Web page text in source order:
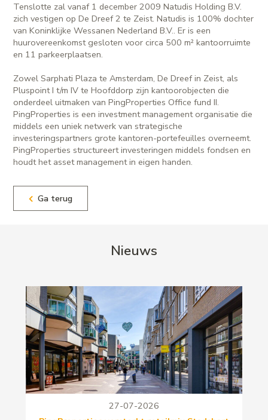
Tenslotte zal vanaf 1 december 2009 Natudis Holding B.V.
zich vestigen op De Dreef 2 te Zeist. Natudis is 100% dochter
van Koninklijke Wessanen Nederland B.V.. Er is een
huurovereenkomst gesloten voor circa 500 m² kantoorruimte
en 11 parkeerplaatsen.
Zowel Sarphati Plaza te Amsterdam, De Dreef in Zeist, als
Pluspoint I t/m IV te Hoofddorp zijn kantoorobjecten die
onderdeel uitmaken van PingProperties Office fund II.
PingProperties is een investment management organisatie die
middels een uniek netwerk van strategische
investeringspartners grote kantoren-portefeuilles overneemt.
PingProperties structureert investeringen middels fondsen en
houdt het asset management in eigen handen.
Ga terug
Nieuws
27-07-2026